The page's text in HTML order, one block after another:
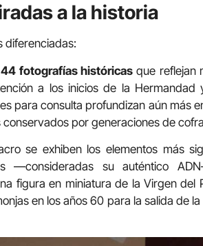
a la historia
diferenciadas:
44 fotografías históricasque reflejan
a los inicios de la Hermandad
para consulta profundizan aún más
por generaciones de
se exhiben los elementos más
—consideradas su auténtico
figura en miniatura de la Virgen del
en los años 60 para la salida de